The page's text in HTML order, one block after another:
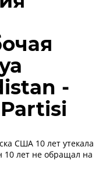
-
США 10 лет утекала
10 лет не обращал на